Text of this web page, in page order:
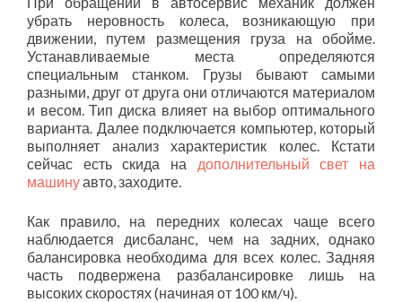
убрать неровность колеса, возникающую при
движении, путем размещения груза на обойме.
Устанавливаемые места определяются
специальным станком. Грузы бывают самыми
разными, друг от друга они отличаются материалом
и весом. Тип диска влияет на выбор оптимального
варианта. Далее подключается компьютер, который
выполняет анализ характеристик колес. Кстати
сейчас есть скида на дополнительный свет на
машинуавто, заходите.
Как правило, на передних колесах чаще всего
наблюдается дисбаланс, чем на задних, однако
балансировка необходима для всех колес. Задняя
часть подвержена разбалансировке лишь на
высоких скоростях (начиная от 100 км/ч).